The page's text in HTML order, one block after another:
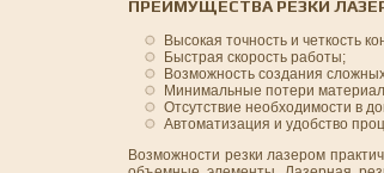
ПРЕИМУЩЕСТВА РЕЗКИ
Высокая точность и четкость
Быстрая скорость работы;
Возможность создания
Минимальные потери
Отсутствие необходимости в
Автоматизация и удобство
Возможности резки лазером